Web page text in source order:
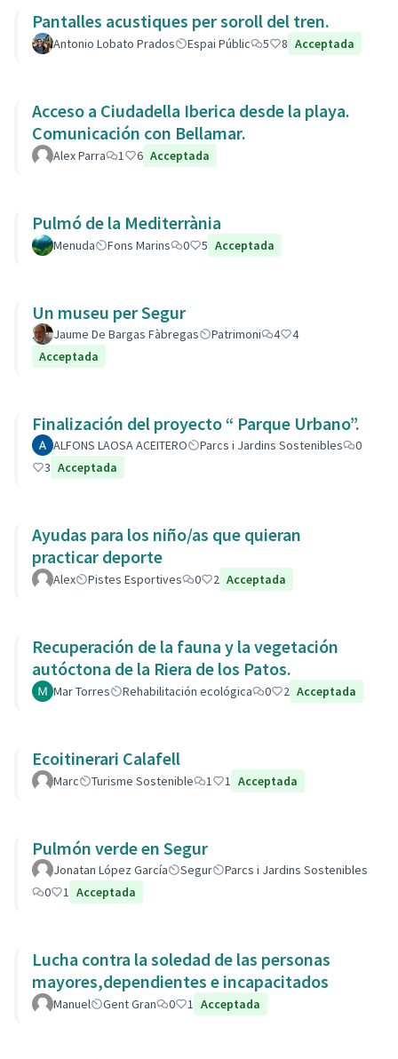
Pantalles acustiques per soroll del tren.
Antonio Lobato Prados Espai Públic 5 8 Acceptada
Acceso a Ciudadella Iberica desde la playa.
Comunicación con Bellamar.
Alex Parra 1 6 Acceptada
Pulmó de la Mediterrània
Menuda Fons Marins 0 5 Acceptada
Un museu per Segur
Jaume De Bargas Fàbregas Patrimoni 4
4
Acceptada
Finalización del proyecto “ Parque Urbano”.
ALFONS LAOSA ACEITERO Parcs i Jardins Sostenibles
0
3 Acceptada
Ayudas para los niño/as que quieran
practicar deporte
Alex Pistes Esportives 0 2 Acceptada
Recuperación de la fauna y la vegetación
autóctona de la Riera de los Patos.
Mar Torres Rehabilitación ecológica 0 2 Acceptada
Ecoitinerari Calafell
Marc Turisme Sostenible 1 1 Acceptada
Pulmón verde en Segur
Jonatan López García Segur
Parcs i Jardins Sostenibles
0
1 Acceptada
Lucha contra la soledad de las personas
mayores,dependientes e incapacitados
Manuel Gent Gran 0 1 Acceptada